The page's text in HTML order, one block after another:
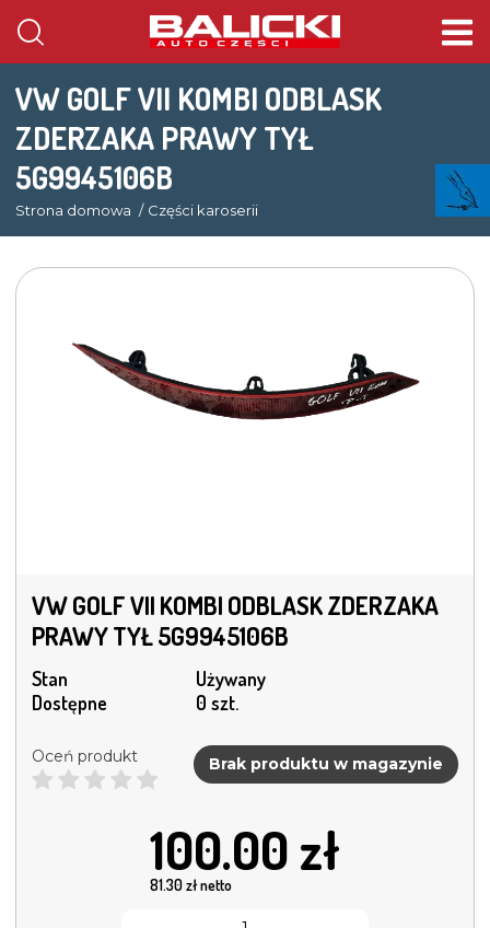
VW GOLF VII KOMBI ODBLASK
ZDERZAKA PRAWY TYŁ
5G9945106B
Strona domowa Części karoserii
VW GOLF VII KOMBI ODBLASK ZDERZAKA
PRAWY TYŁ 5G9945106B
Stan
Używany
Dostępne
0 szt.
Oceń produkt Brak produktu w magazynie
100.00 zł
81.30zł netto